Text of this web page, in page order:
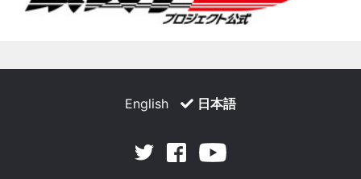
English 日本語
Twitter Facebook